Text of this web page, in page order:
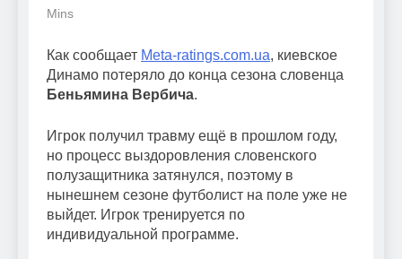
Mins
Как сообщает Meta-ratings.com.ua, киевское
Динамо потеряло до конца сезона словенца
Беньямина Вербича.
Игрок получил травму ещё в прошлом году,
но процесс выздоровления словенского
полузащитника затянулся, поэтому в
нынешнем сезоне футболист на поле уже не
выйдет. Игрок тренируется по
индивидуальной программе.